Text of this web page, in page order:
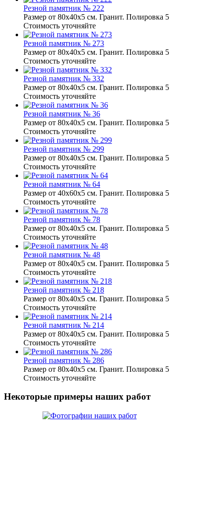
Резной памятник № 222
Размер от 80х40х5 см. Гранит. Полировка 5
Стоимость уточняйте
Резной памятник № 273
Размер от 80х40х5 см. Гранит. Полировка 5
Стоимость уточняйте
Резной памятник № 332
Размер от 80х40х5 см. Гранит. Полировка 5
Стоимость уточняйте
Резной памятник № 36
Размер от 80х40х5 см. Гранит. Полировка 5
Стоимость уточняйте
Резной памятник № 299
Размер от 80х40х5 см. Гранит. Полировка 5
Стоимость уточняйте
Резной памятник № 64
Размер от 40х60х5 см. Гранит. Полировка 5
Стоимость уточняйте
Резной памятник № 78
Размер от 80х40х5 см. Гранит. Полировка 5
Стоимость уточняйте
Резной памятник № 48
Размер от 80х40х5 см. Гранит. Полировка 5
Стоимость уточняйте
Резной памятник № 218
Размер от 80х40х5 см. Гранит. Полировка 5
Стоимость уточняйте
Резной памятник № 214
Размер от 80х40х5 см. Гранит. Полировка 5
Стоимость уточняйте
Резной памятник № 286
Размер от 80х40х5 см. Гранит. Полировка 5
Стоимость уточняйте
Некоторые примеры наших работ